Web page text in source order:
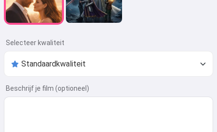
Selecteer kwaliteit
Beschrijf je film (optioneel)